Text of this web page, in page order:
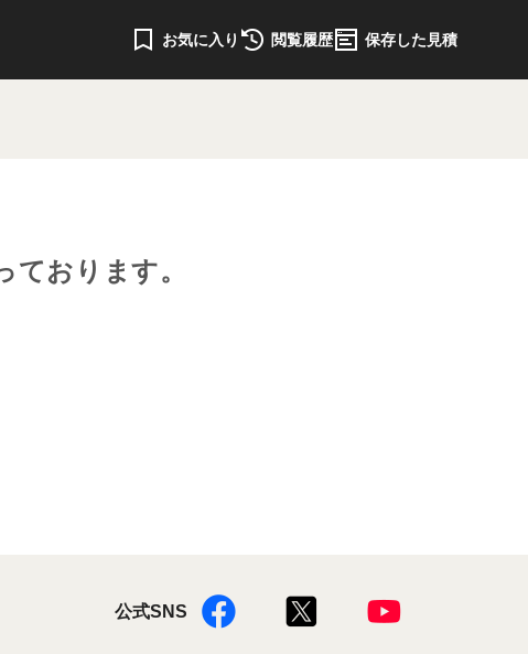
お気に入り 閲覧履歴 保存した見積
ております。
公式SNS